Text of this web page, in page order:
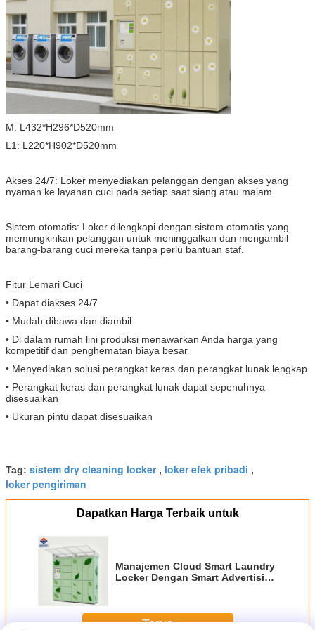
M: L432*H296*D520mm
L1: L220*H902*D520mm
Akses 24/7: Loker menyediakan pelanggan dengan akses yang
nyaman ke layanan cuci pada setiap saat siang atau malam.
Sistem otomatis: Loker dilengkapi dengan sistem otomatis yang
memungkinkan pelanggan untuk meninggalkan dan mengambil
barang-barang cuci mereka tanpa perlu bantuan staf.
Fitur Lemari Cuci
• Dapat diakses 24/7
• Mudah dibawa dan diambil
• Di dalam rumah lini produksi menawarkan Anda harga yang
kompetitif dan penghematan biaya besar
• Menyediakan solusi perangkat keras dan perangkat lunak lengkap
• Perangkat keras dan perangkat lunak dapat sepenuhnya
disesuaikan
• Ukuran pintu dapat disesuaikan
Tag: sistem dry cleaning locker, loker efek pribadi ,
loker pengiriman
Dapatkan Harga Terbaik untuk
Manajemen Cloud Smart Laundry
Locker Dengan Smart Advertising
Terus